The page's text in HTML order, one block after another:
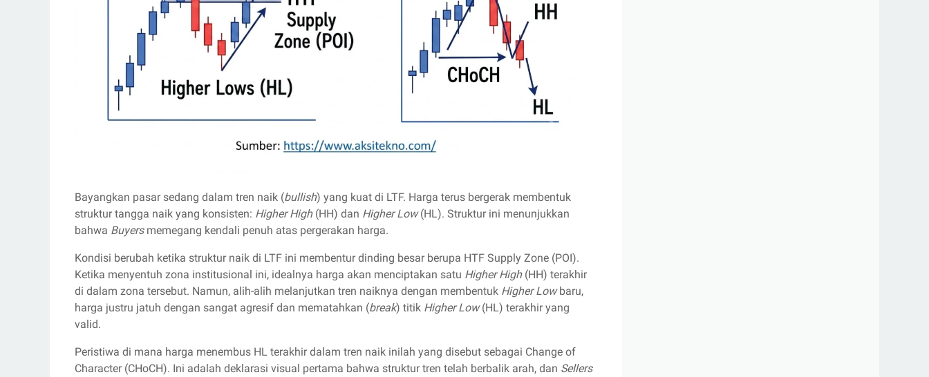
Bayangkan pasar sedang dalam tren naik (bullish) yang kuat di LTF. Harga terus bergerak membentuk
struktur tangga naik yang konsisten: Higher High(HH) dan Higher Low(HL). Struktur ini menunjukkan
bahwa Buyersmemegang kendali penuh atas pergerakan harga.
Kondisi berubah ketika struktur naik di LTF ini membentur dinding besar berupa HTF Supply Zone (POI).
Ketika menyentuh zona institusional ini, idealnya harga akan menciptakan satu Higher High(HH) terakhir
di dalam zona tersebut. Namun, alih-alih melanjutkan tren naiknya dengan membentuk Higher Lowbaru,
harga justru jatuh dengan sangat agresif dan mematahkan (break) titik Higher Low(HL) terakhir yang
valid.
Peristiwa di mana harga menembus HL terakhir dalam tren naik inilah yang disebut sebagai Change of
Character (CHoCH). Ini adalah deklarasi visual pertama bahwa struktur tren telah berbalik arah, dan Sellers